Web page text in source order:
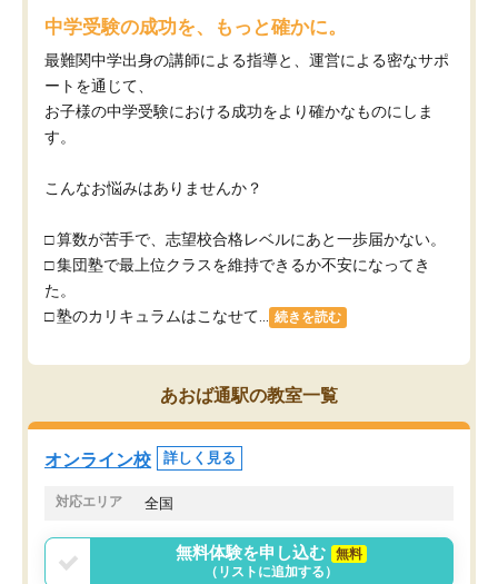
中学受験の成功を、もっと確かに。
最難関中学出身の講師による指導と、運営による密なサポ
ートを通じて、
お子様の中学受験における成功をより確かなものにしま
す。
こんなお悩みはありませんか？
□ 算数が苦手で、志望校合格レベルにあと一歩届かない。
□ 集団塾で最上位クラスを維持できるか不安になってき
た。
□ 塾のカリキュラムはこなせて...
続きを読む
あおば通駅の教室一覧
オンライン校 詳しく見る
対応エリア 全国
無料体験を申し込む
無料
（リストに追加する）